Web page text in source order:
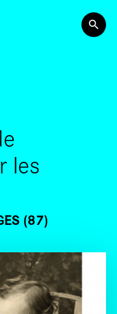
les
(87)